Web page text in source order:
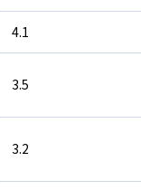
4.1
3.5
3.2